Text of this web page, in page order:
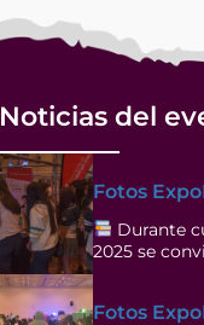
Noticias del
Fotos
Durante
2025 se
Fotos